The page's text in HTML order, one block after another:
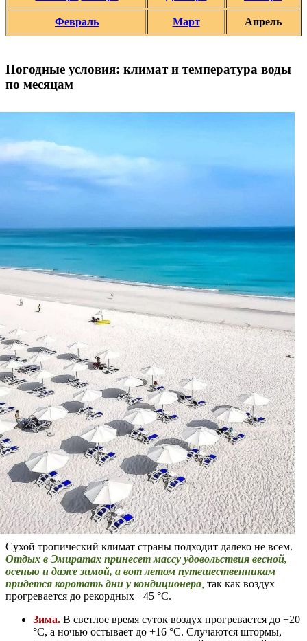
Февраль Март Апрель
Погодные условия: климат и температура воды
по месяцам
Сухой тропический климат страны подходит далеко не всем.
Отдых в Эмиратах принесет массу удовольствия весной,
осенью и даже зимой, а вот летом путешественникам
придется коротать дни у кондиционера так как воздух
прогревается до рекордных +45 °C.
Зима. В светлое время суток воздух прогревается до +20
°C, а ночью остывает до +16 °C. Случаются штормы,